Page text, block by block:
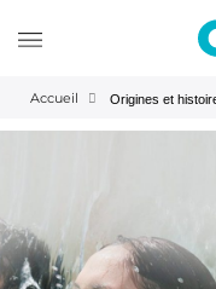
Accueil